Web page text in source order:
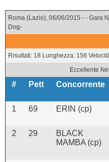
Roma (Lazio), 06/06/2015 - - Gara
Dog-
Risultati: 18 Lunghezza: 156
Eccellente
# Pett Concorrente
1 69 ERIN (cp)
2
29
BLACK
MAMBA (cp)